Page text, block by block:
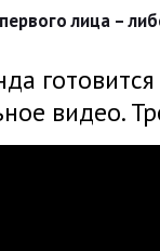
лица –
видео.